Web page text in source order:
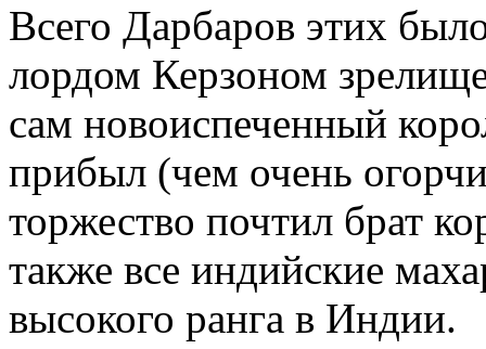
Всего Дарбаров этих
лордом Керзоном
сам новоиспеченный
прибыл (чем очень
торжество почтил брат
также все индийские
высокого ранга в Индии.